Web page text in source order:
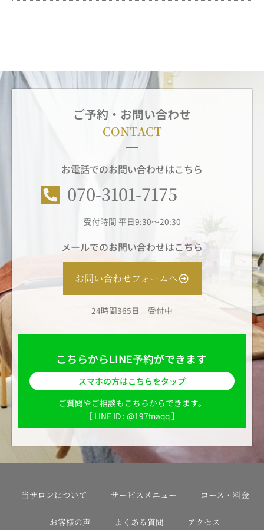
ご予約・お問い合わせ
CONTACT
お電話でのお問い合わせはこちら
070-3101-7175
受付時間 平日9:30～20:30
メールでのお問い合わせはこちら
お問い合わせフォームへ
24時間365日 受付中
こちらからLINE予約ができます
スマホの方はこちらをタップ
ご質問やご相談もこちらからできます。
［ LINE ID : @197fnaqq ］
当サロンについて サービスメニュー コース・料金
お客様の声 よくある質問 アクセス